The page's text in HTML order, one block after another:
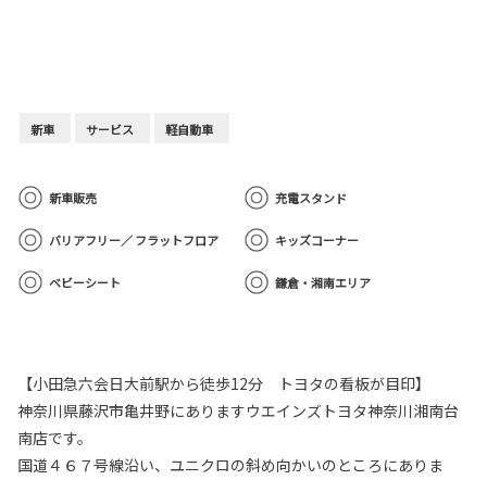
新車 サービス 軽自動車
新車販売 充電スタンド
バリアフリー／ フラットフロア キッズコーナー
ベビーシート 鎌倉・湘南エリア
【小田急六会日大前駅から徒歩12分 トヨタの看板が目印】
神奈川県藤沢市亀井野にありますウエインズトヨタ神奈川湘南台
南店です。
国道４６７号線沿い、ユニクロの斜め向かいのところにありま